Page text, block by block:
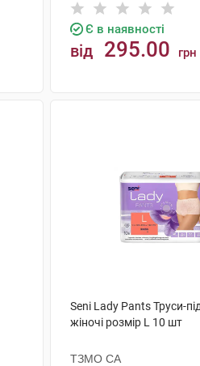
Є в наявності
від 295.00 грн
Seni Lady Pants Труси-
жіночі розмір L 10 шт
ТЗМО СА